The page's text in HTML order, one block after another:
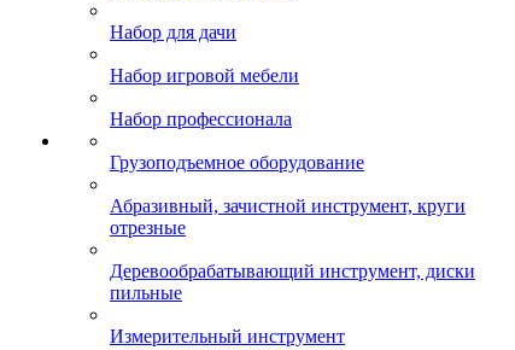
Набор для дачи
Набор игровой мебели
Набор профессионала
Грузоподъемное оборудование
Абразивный, зачистной инструмент, круги
отрезные
Деревообрабатывающий инструмент, диски
пильные
Измерительный инструмент